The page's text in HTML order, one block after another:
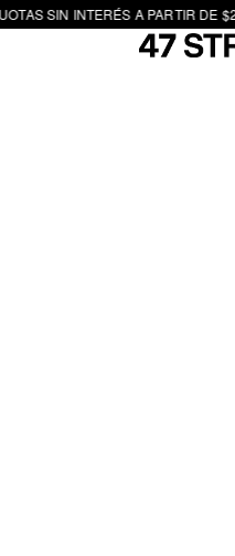
SIN INTERÉS A PARTIR DE